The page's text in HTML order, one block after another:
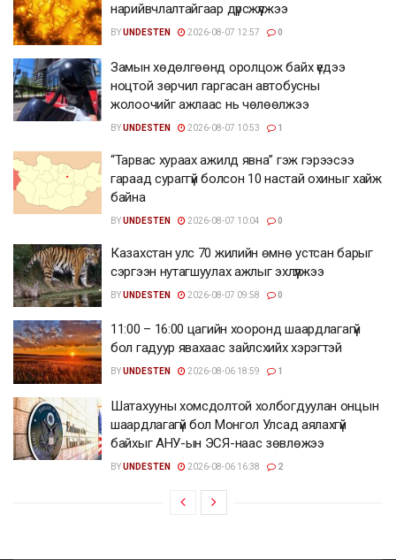
нарийвчлалтайгаар дүрсжүүлжээ
BYUNDESTEN 2026-08-07 12:57 0
Замын хөдөлгөөнд оролцож байх үедээ
ноцтой зөрчил гаргасан автобусны
жолоочийг ажлаас нь чөлөөлжээ
BYUNDESTEN 2026-08-07 10:53 1
“Тарвас хураах ажилд явна” гэж гэрээсээ
гараад сураггүй болсон 10 настай охиныг хайж
байна
BYUNDESTEN 2026-08-07 10:04 0
Казахстан улс 70 жилийн өмнө устсан барыг
сэргээн нутагшуулах ажлыг эхлүүлжээ
BYUNDESTEN 2026-08-07 09:58 0
11:00 – 16:00 цагийн хооронд шаардлагагүй
бол гадуур явахаас зайлсхийх хэрэгтэй
BYUNDESTEN 2026-08-06 18:59 1
Шатахууны хомсдолтой холбогдуулан онцын
шаардлагагүй бол Монгол Улсад аялахгүй
байхыг АНУ-ын ЭСЯ-наас зөвлөжээ
BYUNDESTEN 2026-08-06 16:38 2